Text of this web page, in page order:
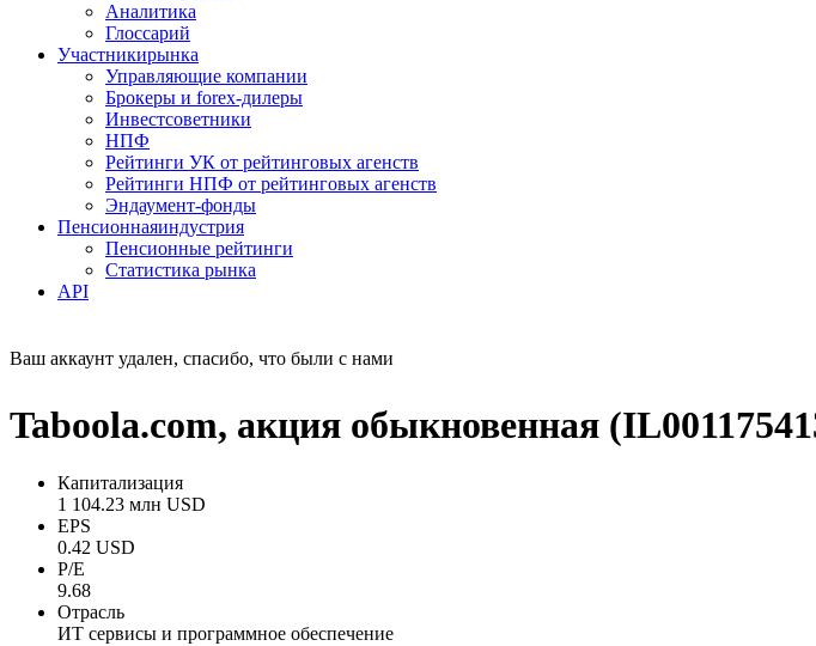
Аналитика
Глоссарий
Участникирынка
Управляющие компании
Брокеры и forex-дилеры
Инвестсоветники
НПФ
Рейтинги УК от рейтинговых агенств
Рейтинги НПФ от рейтинговых агенств
Эндаумент-фонды
Пенсионнаяиндустрия
Пенсионные рейтинги
Статистика рынка
API
Ваш аккаунт удален, спасибо, что были с нами
Taboola.com, акция обыкновенная
Капитализация
1 104.23 млн USD
EPS
0.42 USD
P/E
9.68
Отрасль
ИТ сервисы и программное обеспечение